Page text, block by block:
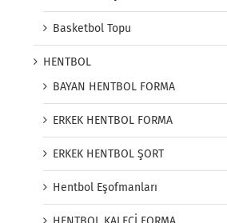
Basketbol Topu
HENTBOL
BAYAN HENTBOL FORMA
ERKEK HENTBOL FORMA
ERKEK HENTBOL ŞORT
Hentbol Eşofmanları